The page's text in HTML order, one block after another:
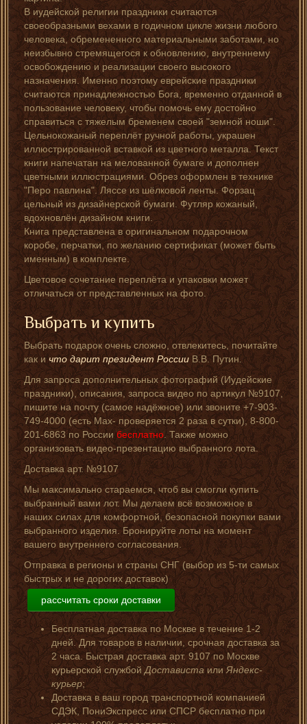
В иудейской религии праздники считаются
своеобразными вехами в годичном цикле жизни любого
человека, обремененного материальными заботами, но
неизбывно стремящегося к обновлению, внутреннему
освобождению и реализации своего высокого
назначения. Именно поэтому еврейские праздники
считаются принадлежностью Бога, временно отданной в
пользование человеку, чтобы помочь ему достойно
справиться с тяжелым бременем своей "земной ноши".
Цельнокожаный переплёт ручной работы, украшен
иллюстрированной вставкой из цветного металла. Текст
книги напечатан на мелованной бумаге и дополнен
цветными иллюстрациями. Обрез оформлен в технике
"Перо павлина". Ляссе из шёлковой ленты. Форзац
цельный из дизайнерской бумаги. Футляр кожаный,
вдохновлён дизайном книги.
Книга представлена в оригинальном подарочном
коробе, перчатки, по желанию сертификат (может быть
именным) в комплекте.
Цветовое сочетание переплёта и упаковки может
отличаться от представленных на фото.
Выбрать и купить
Выбрать подарок очень сложно, отвлекитесь, почитайте
как ичто дарит президент России В.В. Путин.
Для запроса дополнительных фотографий (Иудейские
праздники), описания, запроса видео по артикул №9107,
пишите на почту (самое надёжное) или звоните +7-903-
749-4000 (есть Мах- проверяется 2 раза в сутки), 8-800-
201-6863 по Россиибесплатно. Также можно
организовать видео-презентацию выбранного лота.
Доставка арт. №9107
Мы максимально стараемся, чтоб вы смогли купить
выбранный вами лот. Мы делаем всё возможное в
наших силах для комфортной, безопасной покупки вами
выбранного изделия. Бронируйте лоты на момент
вашего внутреннего согласования.
Отправка в регионы и страны СНГ (выбор из 5-ти самых
быстрых и не дорогих доставок)
рассчитать сроки доставки
Бесплатная доставка по Москве в течение 1-2
дней. Для товаров в наличии, срочная доставка за
2 часа. Быстрая доставка арт. 9107 по Москве
курьерской службойДоставистаилиЯндекс-
курьер;
Доставка в ваш город транспортной компанией
СДЭК, ПониЭкспресс или СПСР бесплатно при